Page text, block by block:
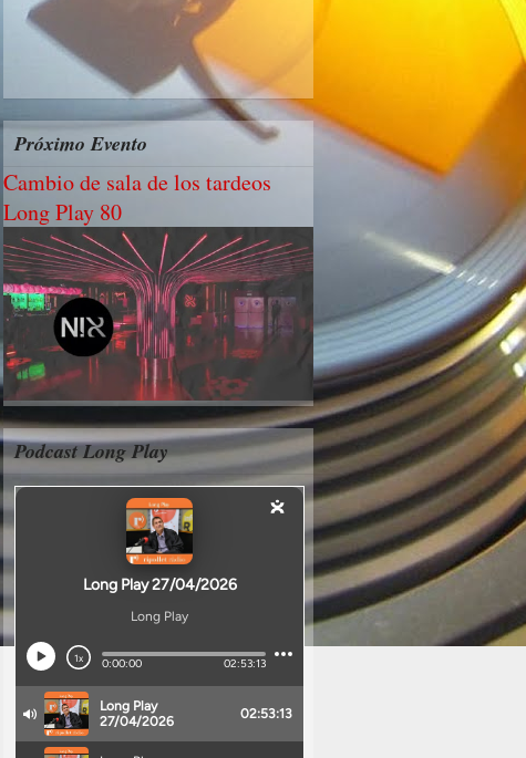
Próximo Evento
Cambio de sala de los tardeos
Long Play 80
Podcast Long Play